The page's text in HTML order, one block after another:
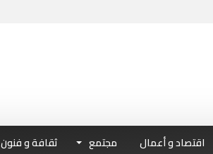
اقتصاد و أعمال مجتمع ثقافة و فنون